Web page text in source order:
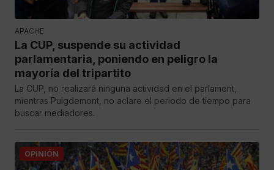
APACHE
La CUP, suspende su actividad
parlamentaria, poniendo en peligro la
mayoría del tripartito
La CUP, no realizará ninguna actividad en el parlament,
mientras Puigdemont, no aclare el periodo de tiempo para
buscar mediadores.
OPINIÓN